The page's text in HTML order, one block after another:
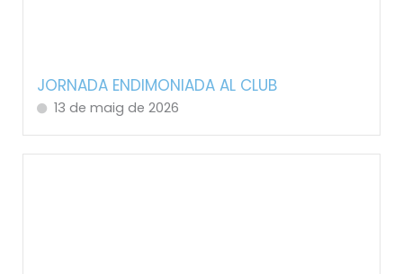
JORNADA ENDIMONIADA AL CLUB
13 de maig de 2026